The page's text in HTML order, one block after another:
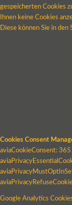
gespeicherten Cookies
Ihnen keine Cookies
Diese können Sie in
Cookies Consent
aviaCookieConsent:
Google Analytics